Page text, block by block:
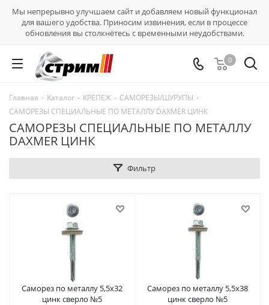
Мы непрерывно улучшаем сайт и добавляем новый функционал
для вашего удобства. Приносим извинения, если в процессе
обновления вы столкнётесь с временными неудобствами.
0
Главная - Каталог - КРЕПЕЖ - САМОРЕЗЫ/ШУРУПЫ -
САМОРЕЗЫ СПЕЦИАЛЬНЫЕ ПО МЕТАЛЛУ DAXMER ЦИНК
САМОРЕЗЫ СПЕЦИАЛЬНЫЕ ПО МЕТАЛЛУ
DAXMER ЦИНК
Фильтр
Саморез по металлу 5,5х32
цинк сверло №5
Саморез по металлу 5,5х38
цинк сверло №5